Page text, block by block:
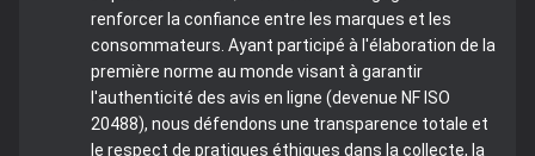
renforcer la confiance entre les marques et les
consommateurs. Ayant participé à l'élaboration de la
première norme au monde visant à garantir
l'authenticité des avis en ligne (devenue NF ISO
20488), nous défendons une transparence totale et
le respect de pratiques éthiques dans la collecte, la